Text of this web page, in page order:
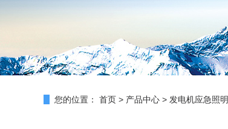
您的位置： 首页 > 产品中心 > 发电机应急照明